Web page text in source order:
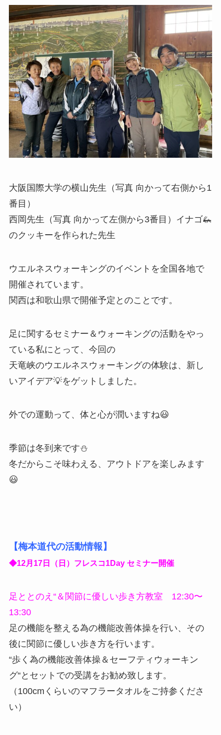
大阪国際大学の横山先生（写真 向かって右側から1
番目）
西岡先生（写真 向かって左側から3番目）イナゴ🦗
のクッキーを作られた先生
ウエルネスウォーキングのイベントを全国各地で
開催されています。
関西は和歌山県で開催予定とのことです。
足に関するセミナー＆ウォーキングの活動をやっ
ている私にとって、今回の
天竜峡のウエルネスウォーキングの体験は、新し
いアイデア💡をゲットしました。
外での運動って、体と心が潤いますね😃
季節は冬到来です⛄️
冬だからこそ味わえる、アウトドアを楽しみます
😃
【梅本道代の活動情報】
◆12月17日（日）フレスコ1Day セミナー開催
足ととのえ“＆関節に優しい歩き方教室 12:30〜
13:30
足の機能を整える為の機能改善体操を行い、その
後に関節に優しい歩き方を行います。
“歩く為の機能改善体操＆セーフティウォーキン
グ“とセットでの受講をお勧め致します。
（100cmくらいのマフラータオルをご持参くださ
い）